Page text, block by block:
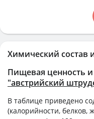
Химический состав
Пищевая ценность
"австрийский
В таблице приведено
(калорийности, белков,